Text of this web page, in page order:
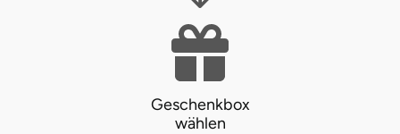
Geschenkbox
wählen